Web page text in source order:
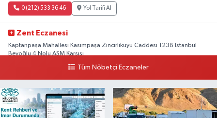
0 (212) 533 36 46 Yol Tarifi Al
Zent Eczanesi
Kaptanpaşa Mahallesi Kasımpaşa Zincirlikuyu Caddesi 123B İstanbul
Beyoğlu 4 Nolu ASM Karşısı
Yol Tarifi Al
Tüm Nöbetçi Eczaneler